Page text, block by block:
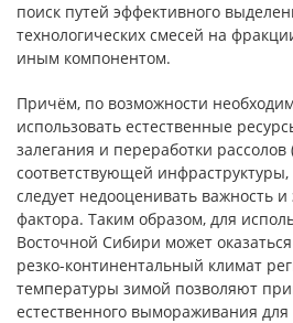
поиск путей эффективного
технологических смесей на
иным компонентом.
Причём, по возможности
использовать естественные
залегания и переработки
соответствующей
следует недооценивать важность и
фактора. Таким образом, для
Восточной Сибири может
резко-континентальный климат
температуры зимой позволяют
естественного вымораживания